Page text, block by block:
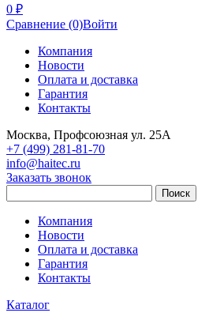
0 ₽
Сравнение (0)Войти
Компания
Новости
Оплата и доставка
Гарантия
Контакты
Москва, Профсоюзная ул. 25А
+7 (499) 281-81-70
info@haitec.ru
Заказать звонок
Поиск
Компания
Новости
Оплата и доставка
Гарантия
Контакты
Каталог